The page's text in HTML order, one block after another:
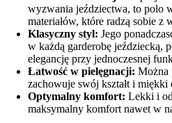
wyzwania jeździectwa, to polo
materiałów, które radzą sobie z
Klasyczny styl: Jego
w każdą garderobę jeździecką,
elegancję przy jednoczesnej
Łatwość w pielęgnacji: Można
zachowuje swój kształt i
Optymalny komfort: Lekki i
maksymalny komfort nawet w